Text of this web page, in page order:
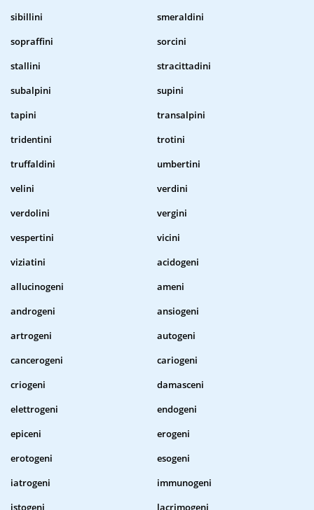
sibillini
smeraldini
sopraffini
sorcini
stallini
stracittadini
subalpini
supini
tapini
transalpini
tridentini
trotini
truffaldini
umbertini
velini
verdini
verdolini
vergini
vespertini
vicini
viziatini
acidogeni
allucinogeni
ameni
androgeni
ansiogeni
artrogeni
autogeni
cancerogeni
cariogeni
criogeni
damasceni
elettrogeni
endogeni
epiceni
erogeni
erotogeni
esogeni
iatrogeni
immunogeni
istogeni
lacrimogeni